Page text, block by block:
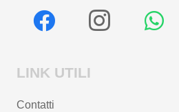
LINK UTILI
Contatti